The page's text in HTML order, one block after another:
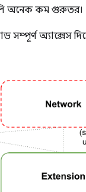
অনেক কম গুরুতর।
অ্যাক্সেস